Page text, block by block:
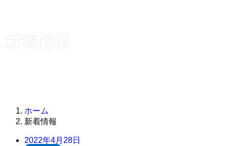
新着情報
ホーム
新着情報
2022年4月28日